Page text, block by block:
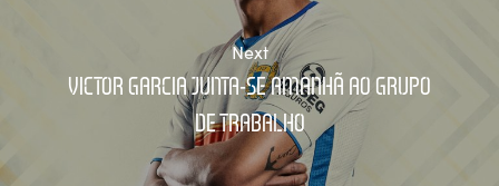
Next
VICTOR GARCIA JUNTA-SE AMANHÃ AO GRUPO
DE TRABALHO